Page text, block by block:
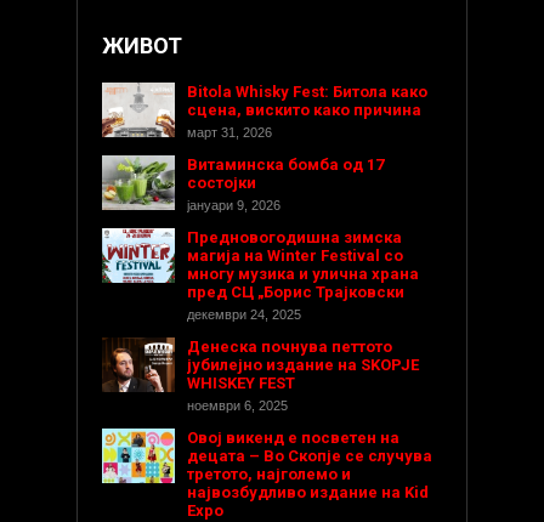
ЖИВОТ
Bitola Whisky Fest: Битола како
сцена, вискито како причина
март 31, 2026
Витаминска бомба од 17
состојки
јануари 9, 2026
Предновогодишнa зимска
магија на Winter Festival со
многу музика и улична храна
пред СЦ „Борис Трајковски
декември 24, 2025
Денеска почнува петтото
јубилејно издание на SKOPJE
WHISKEY FEST
ноември 6, 2025
Овој викенд е посветен на
децата – Во Скопје се случува
третото, најголемо и
највозбудливо издание на Kid
Expo